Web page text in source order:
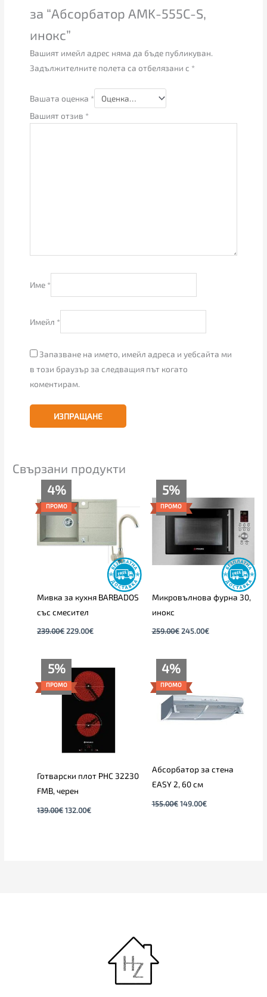
за “Абсорбатор AMK-555C-S,
инокс”
Вашият имейл адрес няма да бъде публикуван.
Задължителните полета са отбелязани с *
Вашата оценка *
Вашият отзив *
Име *
Имейл *
Запазване на името, имейл адреса и уебсайта ми
в този браузър за следващия път когато
коментирам.
Свързани продукти
4%
ПРОМО
Мивка за кухня BARBADOS
със смесител
239.00€
price
was:
239.00€.
229.00€
е:
5%
ПРОМО
Микровълнова фурна 30,
инокс
259.00€
was:
259.00€.
245.00€
245.00€.
5%
ПРОМО
Готварски плот PHC 32230
FMB, черен
139.00€
price
was:
139.00€.
132.00€
цена
е:
132.00€.
4%
ПРОМО
Абсорбатор за стена
EASY 2, 60 см
155.00€
price
was:
155.00€.
149.00€